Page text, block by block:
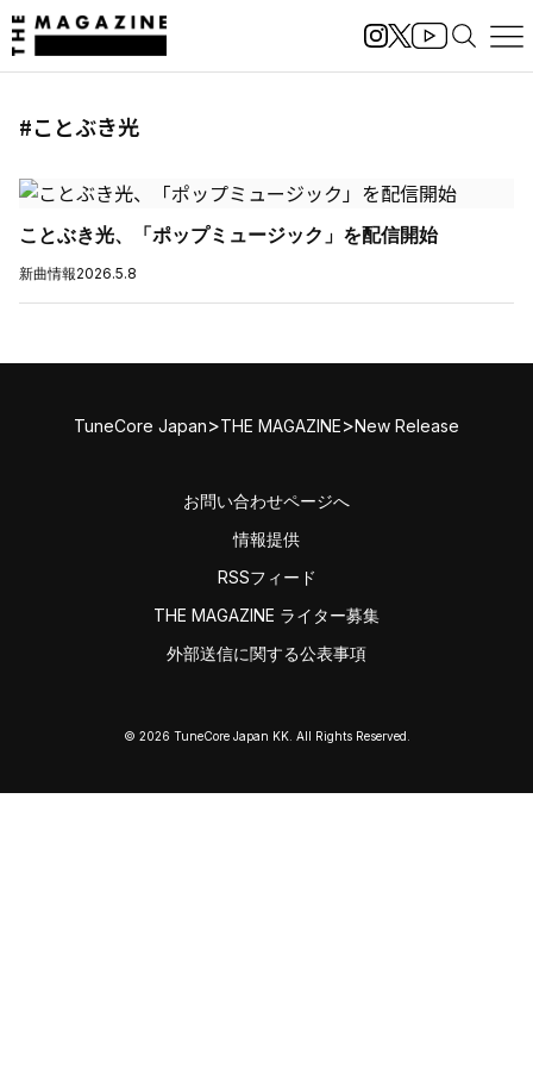
#ことぶき光
ことぶき光、「ポップミュージック」を配信開始
新曲情報2026.5.8
TuneCore Japan>THE MAGAZINE>New Release
お問い合わせページへ
情報提供
RSSフィード
THE MAGAZINE ライター募集
外部送信に関する公表事項
© 2026 TuneCore Japan KK. All Rights Reserved.